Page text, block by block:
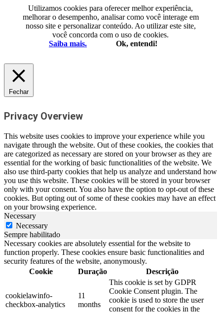
Utilizamos cookies para oferecer melhor experiência,
melhorar o desempenho, analisar como você interage em
nosso site e personalizar conteúdo. Ao utilizar este site,
você concorda com o uso de cookies.
Saiba mais.
Ok, entendi!
Fechar
Privacy Overview
This website uses cookies to improve your experience while you
navigate through the website. Out of these cookies, the cookies that
are categorized as necessary are stored on your browser as they are
essential for the working of basic functionalities of the website. We
also use third-party cookies that help us analyze and understand how
you use this website. These cookies will be stored in your browser
only with your consent. You also have the option to opt-out of these
cookies. But opting out of some of these cookies may have an effect
on your browsing experience.
Necessary
Necessary
Sempre habilitado
Necessary cookies are absolutely essential for the website to
function properly. These cookies ensure basic functionalities and
security features of the website, anonymously.
Cookie
Duração Descrição
cookielawinfo-
checkbox-analytics
11
months
This cookie is set by GDPR
Cookie Consent plugin. The
cookie is used to store the user
consent for the cookies in the